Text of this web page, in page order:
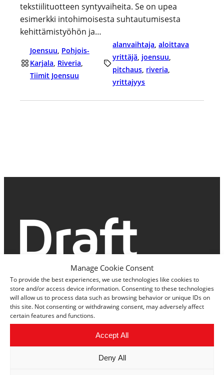
Manage Cookie Consent
To provide the best experiences, we use technologies like cookies to
store and/or access device information. Consenting to these technologies
will allow us to process data such as browsing behavior or unique IDs on
this site. Not consenting or withdrawing consent, may adversely affect
certain features and functions.
Accept All
Deny All
tekstiilituotteen syntyvaiheita. Se on upea
esimerkki intohimoisesta suhtautumisesta
kehittämistyöhön ja…
Joensuu, Pohjois-
Karjala, Riveria
Tiimit Joensuu
alanvaihtaja , aloittava
yrittäjä joensuu
pitchaus riveria
yrittajyys
Hallinnoi evästeiden suostumista